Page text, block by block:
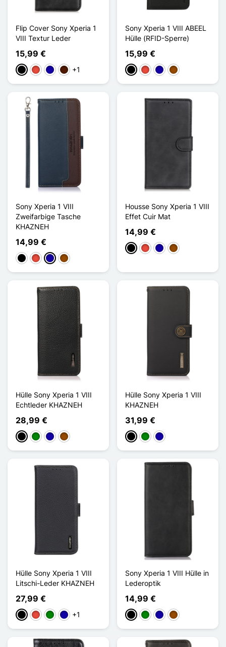
Flip Cover Sony Xperia 1
VIII Textur Leder
15,99 €
Schwarz
Rot Dunkelblau
Dunkelbraun
+1
Sony Xperia 1 VIII ABEEL
Hülle (RFID-Sperre)
15,99 €
Schwarz
Rot Dunkelblau
Braun
Sony Xperia 1 VIII
Zweifarbige Tasche
KHAZNEH
14,99 €
Schwarz
Rot Dunkelblau
Braun
Housse Sony Xperia 1 VIII
Effet Cuir Mat
14,99 €
Schwarz
Rot Dunkelblau
Braun
Hülle Sony Xperia 1 VIII
Echtleder KHAZNEH
28,99 €
Schwarz
GrünDunkelblau
Braun
Hülle Sony Xperia 1 VIII
KHAZNEH
31,99 €
Schwarz
GrünDunkelblau
Hülle Sony Xperia 1 VIII
Litschi-Leder KHAZNEH
27,99 €
Schwarz
Rot GrünDunkelblau
+1
Sony Xperia 1 VIII Hülle in
Lederoptik
14,99 €
Schwarz
GrünDunkelblau
Braun